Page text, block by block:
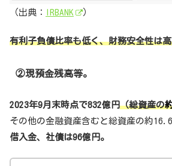
（出典： IRBANK ）
有利子負債比率も低く、財務安全性は
②現預金残高等。
2023年9月末時点で832億円（総資産の
その他の金融資産含むと総資産の約16.6
借入金、社債は96億円。